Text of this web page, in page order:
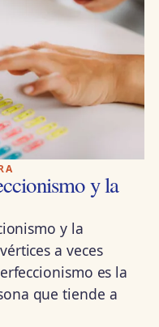
y la
y la
a veces
es la
que tiende a